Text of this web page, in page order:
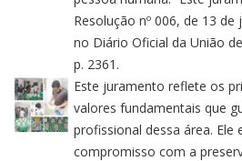
Resolução nº 006, de 13
no Diário Oficial da União
p. 2361.
Este juramento reflete os
valores fundamentais que
profissional dessa área. Ele
compromisso com a